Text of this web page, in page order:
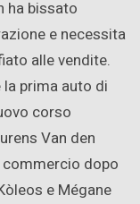
ha bissato
e necessita
alle vendite.
prima auto di
corso
Van den
dopo
e Mégane